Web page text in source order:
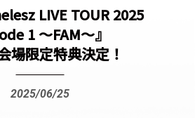
LIVE TOUR 2025
1 〜FAM〜』
場限定特典決定！
2025/06/25